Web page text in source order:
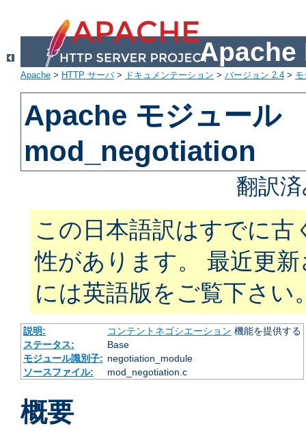
Apache
Apache > HTTP サーバ> ドキュメンテーション > バージョン 2.4 >
Apache モジュール
mod_negotiation
翻訳
この日本語訳はすでに古
性があります。 最近更
には英語版をご覧下さい
説明: コンテントネゴシエーション 機能を提供する
ステータス:
Base
モジュール識別子: negotiation_module
ソースファイル:
mod_negotiation.c
概要